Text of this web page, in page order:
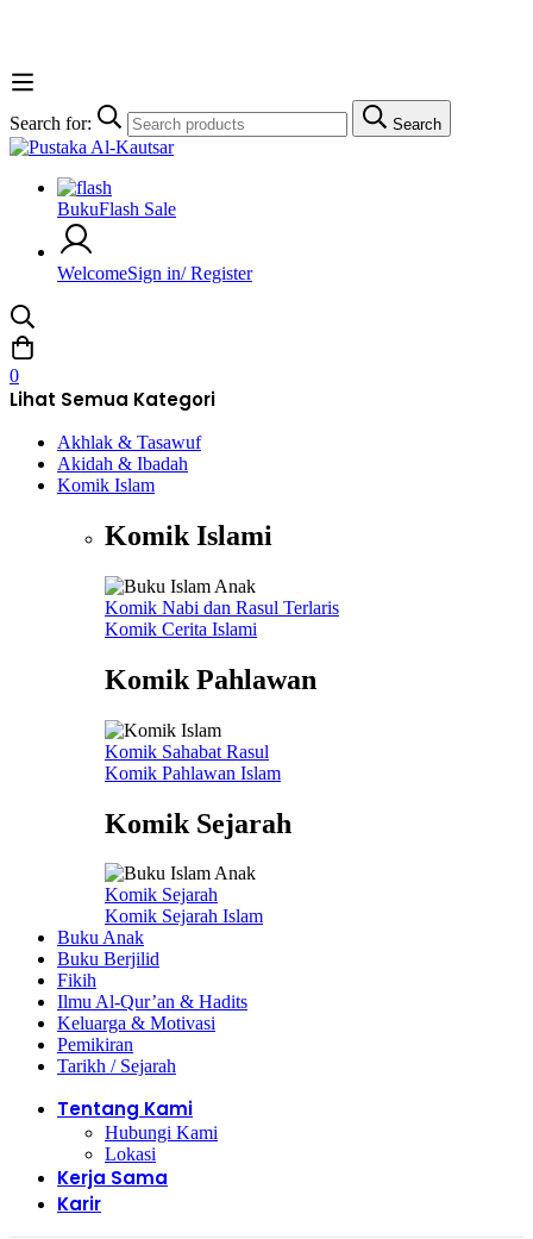
Search for: Search
BukuFlash Sale
WelcomeSign in/ Register
0
Lihat Semua Kategori
Akhlak & Tasawuf
Akidah & Ibadah
Komik Islam
Komik Islami
Komik Nabi dan Rasul Terlaris
Komik Cerita Islami
Komik Pahlawan
Komik Sahabat Rasul
Komik Pahlawan Islam
Komik Sejarah
Komik Sejarah
Komik Sejarah Islam
Buku Anak
Buku Berjilid
Fikih
Ilmu Al-Qur’an & Hadits
Keluarga & Motivasi
Pemikiran
Tarikh / Sejarah
Tentang Kami
Hubungi Kami
Lokasi
Kerja Sama
Karir